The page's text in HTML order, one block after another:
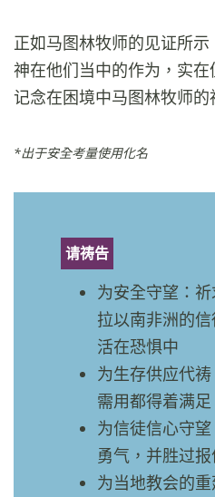
正如马图林牧师的见证所
神在他们当中的作为，实
记念在困境中马图林牧师的
*出于安全考量使用化名
请祷告
为安全守望：
拉以南非洲的
活在恐惧中
为生存供应代
需用都得着满足
为信徒信心守
勇气，并胜过
为当地教会的